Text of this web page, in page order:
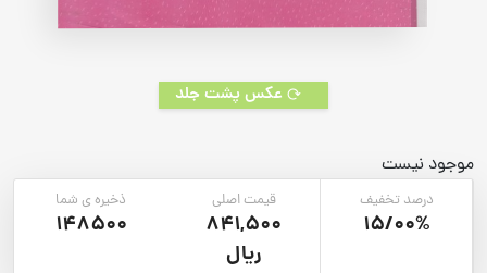
عکس پشت جلد
موجود نیست
درصد تخفیف
15/00%
قیمت اصلی
841,500
ریال
ذخیره ی شما
148500